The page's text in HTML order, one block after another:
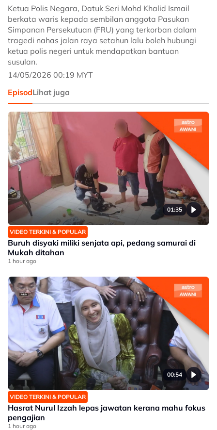
Ketua Polis Negara, Datuk Seri Mohd Khalid Ismail
berkata waris kepada sembilan anggota Pasukan
Simpanan Persekutuan (FRU) yang terkorban dalam
tragedi nahas jalan raya setahun lalu boleh hubungi
ketua polis negeri untuk mendapatkan bantuan
susulan.
14/05/2026 00:19 MYT
EpisodLihat juga
01:35
VIDEO TERKINI & POPULAR
Buruh disyaki miliki senjata api, pedang samurai di
Mukah ditahan
1 hour ago
00:54
VIDEO TERKINI & POPULAR
Hasrat Nurul Izzah lepas jawatan kerana mahu fokus
pengajian
1 hour ago